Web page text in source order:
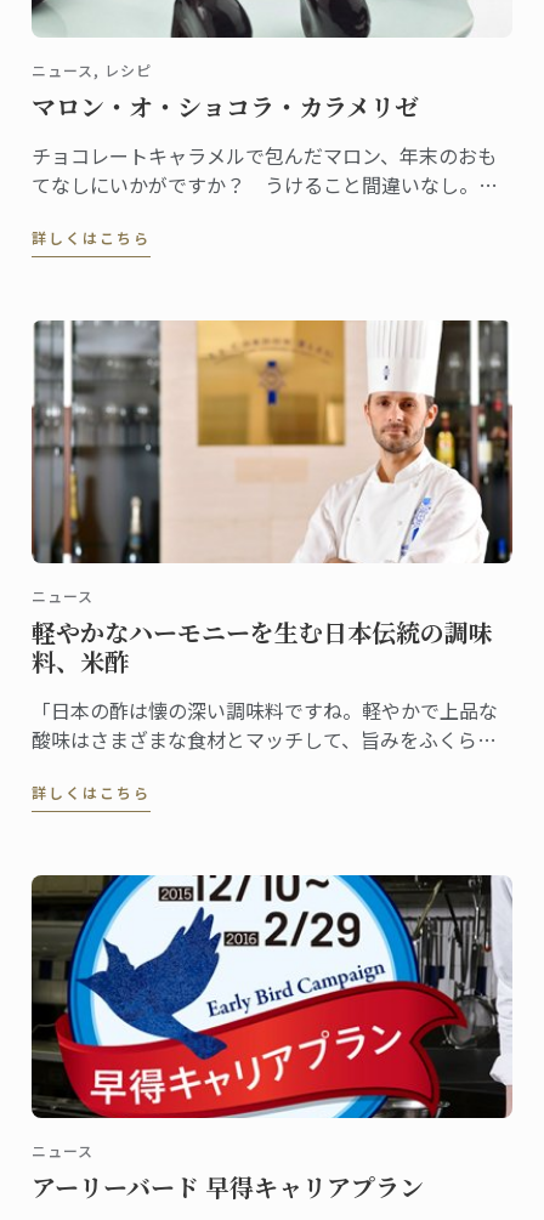
ニュース, レシピ
マロン・オ・ショコラ・カラメリゼ
チョコレートキャラメルで包んだマロン、年末のおも
てなしにいかがですか？ うけること間違いなし。作
Larousse du Chocolat(Edition Collector)“の中でも紹
詳しくはこちら
ニュース
軽やかなハーモニーを生む日本伝統の調味
料、米酢
「日本の酢は懐の深い調味料ですね。軽やかで上品な
酸味はさまざまな食材とマッチして、旨みをふくらま
詳しくはこちら
ニュース
アーリーバード 早得キャリアプラン